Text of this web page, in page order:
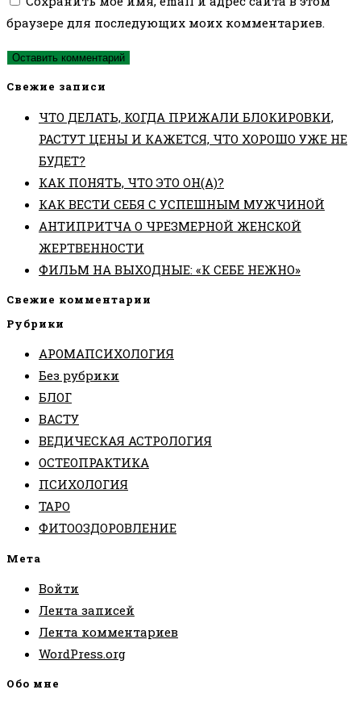
прокомментировать
прокомментировать
веб-
сайта
(необязательно)
браузере для последующих моих комментариев.
Свежие записи
ЧТО ДЕЛАТЬ, КОГДА ПРИЖАЛИ БЛОКИРОВКИ,
РАСТУТ ЦЕНЫ И КАЖЕТСЯ, ЧТО ХОРОШО УЖЕ НЕ
БУДЕТ?
КАК ПОНЯТЬ, ЧТО ЭТО ОН(А)?
КАК ВЕСТИ СЕБЯ С УСПЕШНЫМ МУЖЧИНОЙ
АНТИПРИТЧА О ЧРЕЗМЕРНОЙ ЖЕНСКОЙ
ЖЕРТВЕННОСТИ
ФИЛЬМ НА ВЫХОДНЫЕ: «К СЕБЕ НЕЖНО»
Свежие комментарии
Рубрики
АРОМАПСИХОЛОГИЯ
Без рубрики
БЛОГ
ВАСТУ
ВЕДИЧЕСКАЯ АСТРОЛОГИЯ
ОСТЕОПРАКТИКА
ПСИХОЛОГИЯ
ТАРО
ФИТООЗДОРОВЛЕНИЕ
Мета
Войти
Лента записей
Лента комментариев
WordPress.org
Обо мне